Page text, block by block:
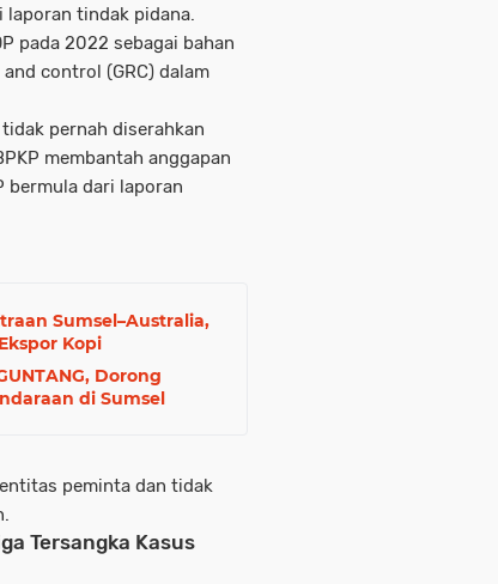
laporan tindak pidana.
pada 2022 sebagai bahan
and control (GRC) dalam
pernah diserahkan
membantah anggapan
bermula dari laporan
Sumsel–Australia,
Kopi
Dorong
di Sumsel
peminta dan tidak
Tersangka Kasus